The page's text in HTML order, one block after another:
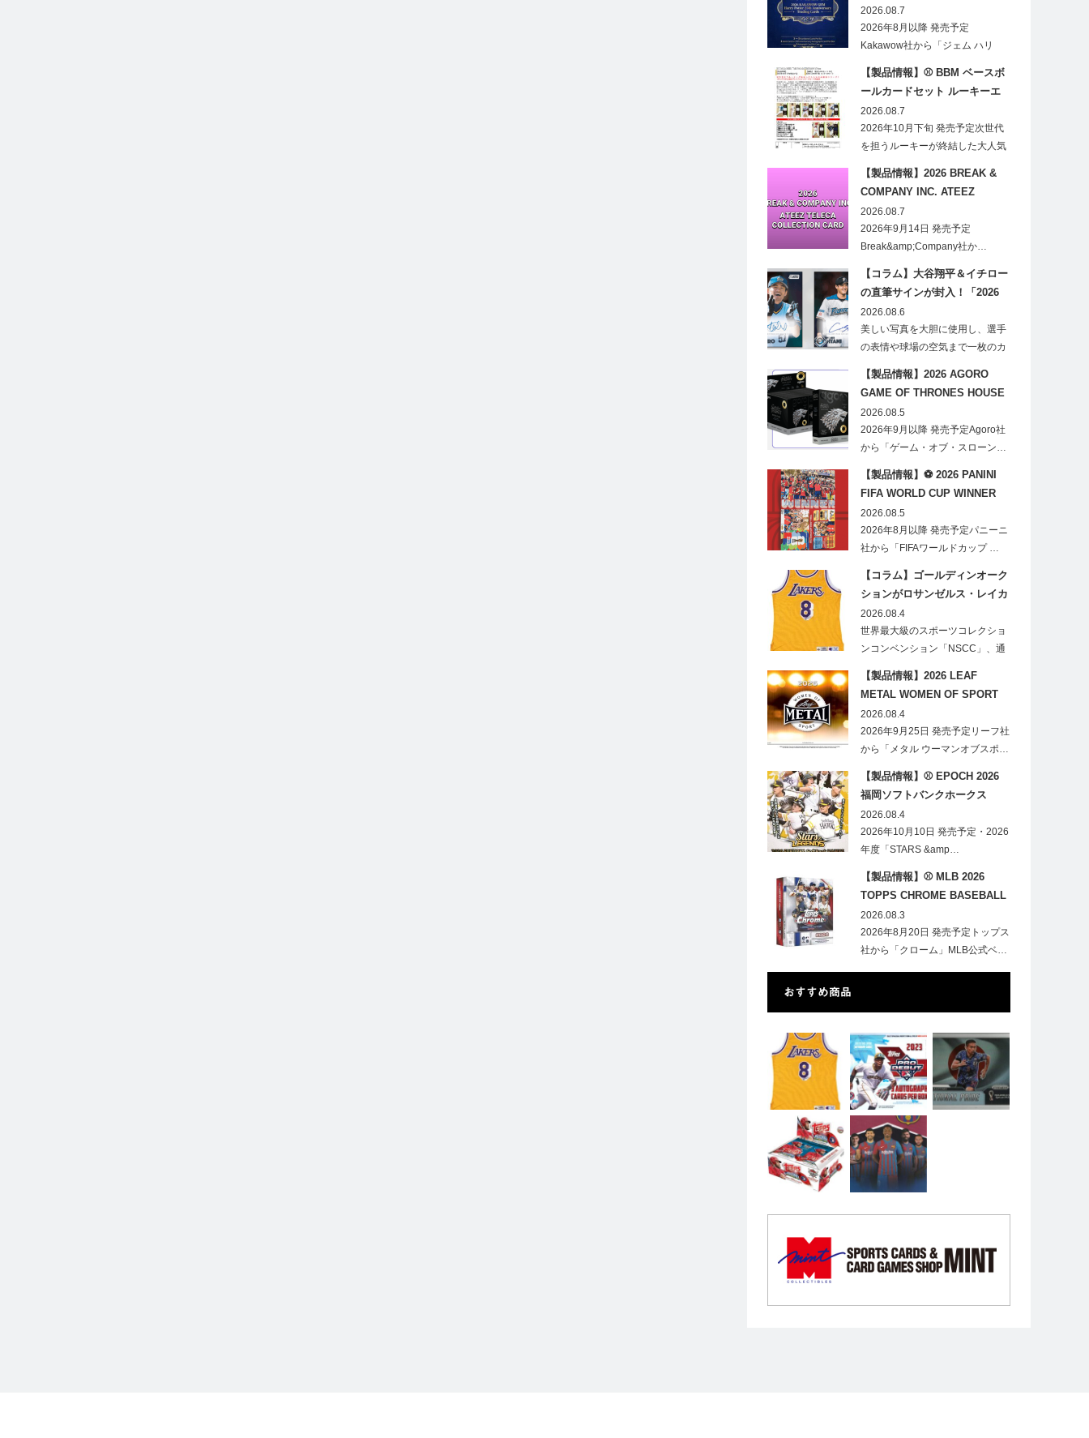
ANNIVERSARY TRADING
CARDS HOBBY
2026.08.7
2026年8月以降 発売予定
Kakawow社から「ジェム ハリ
【製品情報】⚾ BBM ベースボ
ールカードセット ルーキーエ
ディションプレミアム 2026
2026.08.7
2026年10月下旬 発売予定次世代
を担うルーキーが終結した大人気
【製品情報】2026 BREAK &
COMPANY INC. ATEEZ
TELECA COLLECTION CARD
2026.08.7
2026年9月14日 発売予定
Break&amp;Company社か…
【コラム】大谷翔平＆イチロー
の直筆サインが封入！「2026
Topps NPB Stadium Club」が
見逃せない
2026.08.6
美しい写真を大胆に使用し、選手
の表情や球場の空気まで一枚のカ
【製品情報】2026 AGORO
GAME OF THRONES HOUSE
STARK BLIND BOX
2026.08.5
2026年9月以降 発売予定Agoro社
から「ゲーム・オブ・スローン…
【製品情報】⚽ 2026 PANINI
FIFA WORLD CUP WINNER
STICKER POSTER
2026.08.5
2026年8月以降 発売予定パニーニ
社から「FIFAワールドカップ …
【コラム】ゴールディンオーク
ションがロサンゼルス・レイカ
ーズのオフィシャルオークショ
ンスポンサーに！
2026.08.4
世界最大級のスポーツコレクショ
ンコンベンション「NSCC」、通
【製品情報】2026 LEAF
METAL WOMEN OF SPORT
HOBBY
2026.08.4
2026年9月25日 発売予定リーフ社
から「メタル ウーマンオブスポ…
【製品情報】⚾ EPOCH 2026
福岡ソフトバンクホークス
STARS&LEGENDS ベースボー
ルカード
2026.08.4
2026年10月10日 発売予定・2026
年度「STARS &amp…
【製品情報】⚾ MLB 2026
TOPPS CHROME BASEBALL
LOGOFRACTOR
2026.08.3
2026年8月20日 発売予定トップス
社から「クローム」MLB公式ベ…
おすすめ商品